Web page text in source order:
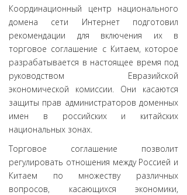
Координационный центр национального
домена сети Интернет подготовил
рекомендации для включения их в
торговое соглашение с Китаем, которое
разрабатывается в настоящее время под
руководством Евразийской
экономической комиссии. Они касаются
защиты прав администраторов доменных
имен в российских и китайских
национальных зонах.
Торговое соглашение позволит
регулировать отношения между Россией и
Китаем по множеству различных
вопросов, касающихся экономики,